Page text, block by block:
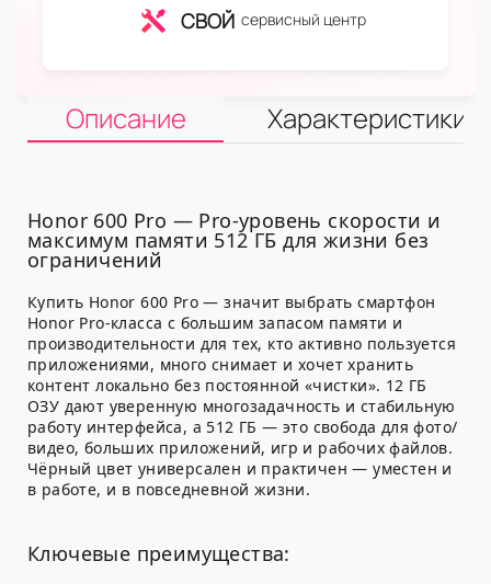
СВОЙ сервисный центр
Описание Характеристики
Honor 600 Pro — Pro-уровень скорости и
максимум памяти 512 ГБ для жизни без
ограничений
Купить Honor 600 Pro — значит выбрать смартфон
Honor Pro-класса с большим запасом памяти и
производительности для тех, кто активно пользуется
приложениями, много снимает и хочет хранить
контент локально без постоянной «чистки». 12 ГБ
ОЗУ дают уверенную многозадачность и стабильную
работу интерфейса, а 512 ГБ — это свобода для фото/
видео, больших приложений, игр и рабочих файлов.
Чёрный цвет универсален и практичен — уместен и
в работе, и в повседневной жизни.
Ключевые преимущества: